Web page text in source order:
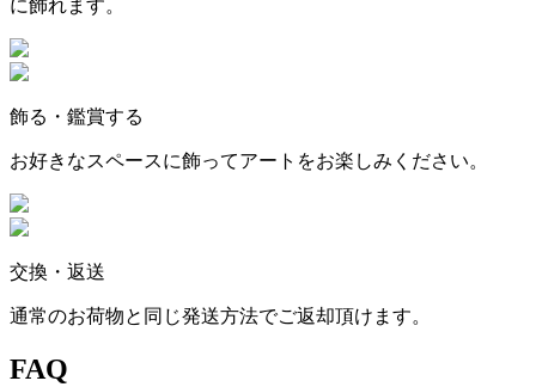
に飾れます。
飾る・鑑賞する
お好きなスペースに飾ってアートをお楽しみください。
交換・返送
通常のお荷物と同じ発送方法でご返却頂けます。
FAQ